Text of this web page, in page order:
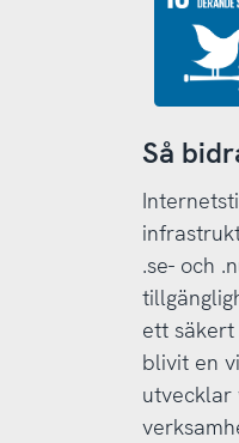
Så
.se- och
ett
blivit en
utvecklar